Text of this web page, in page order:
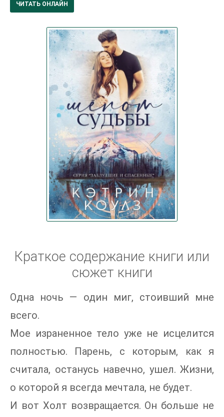
ЧИТАТЬ ОНЛАЙН
Краткое содержание книги или
сюжет книги
Одна ночь — один миг, стоивший мне
всего.
Мое израненное тело уже не исцелится
полностью. Парень, с которым, как я
считала, останусь навечно, ушел. Жизни,
о которой я всегда мечтала, не будет.
И вот Холт возвращается. Он больше не